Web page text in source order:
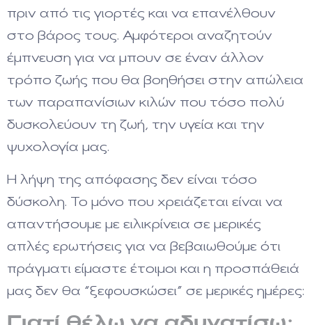
πριν από τις γιορτές και να επανέλθουν
στο βάρος τους. Αμφότεροι αναζητούν
έμπνευση για να μπουν σε έναν άλλον
τρόπο ζωής που θα βοηθήσει στην απώλεια
των παραπανίσιων κιλών που τόσο πολύ
δυσκολεύουν τη ζωή, την υγεία και την
ψυχολογία μας.
Η λήψη της απόφασης δεν είναι τόσο
δύσκολη. Το μόνο που χρειάζεται είναι να
απαντήσουμε με ειλικρίνεια σε μερικές
απλές ερωτήσεις για να βεβαιωθούμε ότι
πράγματι είμαστε έτοιμοι και η προσπάθειά
μας δεν θα “ξεφουσκώσει” σε μερικές ημέρες: